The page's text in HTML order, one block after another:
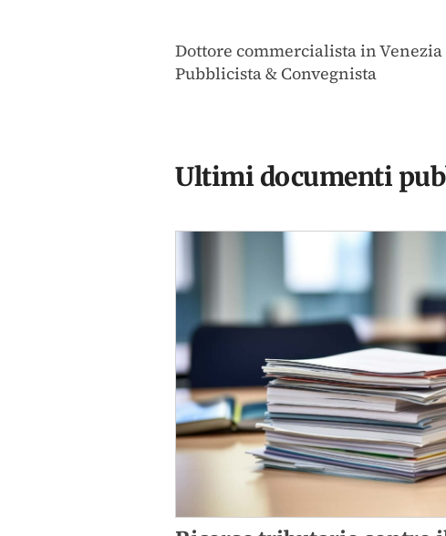
Dottore commercialista in Venezia
Pubblicista & Convegnista
Ultimi documenti